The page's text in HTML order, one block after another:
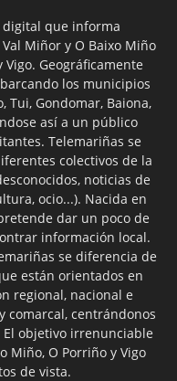
que informa
Miñor y O Baixo Miño
Geográficamente
los municipios
Tui, Gondomar, Baiona,
así a un público
Telemariñas se
colectivos de la
noticias de
ocio...). Nacida en
dar un poco de
información local.
se diferencia de
están orientados en
regional, nacional e
comarcal, centrándonos
objetivo irrenunciable
Miño, O Porriño y Vigo
de vista.